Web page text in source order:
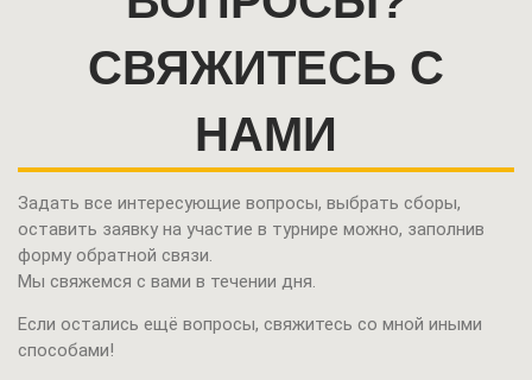
СВЯЖИТЕСЬ С
НАМИ
Задать все интересующие вопросы, выбрать сборы,
оставить заявку на участие в турнире можно, заполнив
форму обратной связи.
Мы свяжемся с вами в течении дня.
Если остались ещё вопросы, свяжитесь со мной иными
способами!